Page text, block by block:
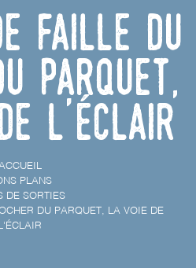
faille du
Parquet,
l'éclair
PLANS
DE SORTIES
DU PARQUET, LA VOIE DE
L'ÉCLAIR